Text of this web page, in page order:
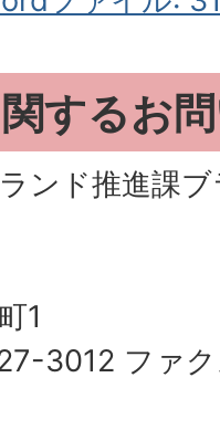
するお
ンド推進課
1
3012 ファ